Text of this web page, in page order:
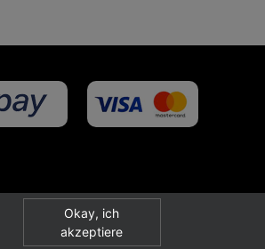
Okay, ich
akzeptiere